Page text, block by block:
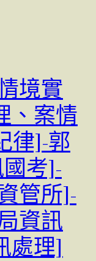
境實
、案情
律]-郭
考]-
管所]-
資訊
處理]